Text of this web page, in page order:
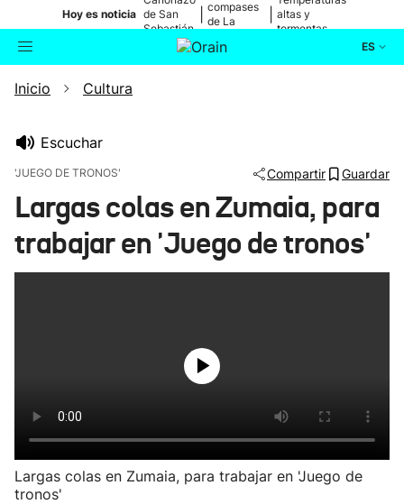
Hoy es noticia de San
Sebastián
compases
de La
altas y
tormentas
ES
Buscador
Ikusmiran
Inicio Cultura
Escuchar
'JUEGO DE TRONOS' Compartir Guardar
Largas colas en Zumaia, para
trabajar en 'Juego de tronos'
Largas colas en Zumaia, para trabajar en 'Juego de
tronos'